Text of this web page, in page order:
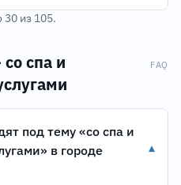
30 из 105.
спа и
FAQ
под тему «со спа и
в городе
▾